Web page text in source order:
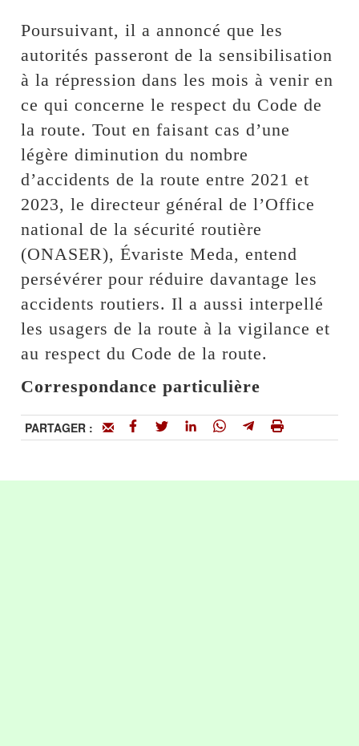
Poursuivant, il a annoncé que les
autorités passeront de la sensibilisation
à la répression dans les mois à venir en
ce qui concerne le respect du Code de
la route. Tout en faisant cas d’une
légère diminution du nombre
d’accidents de la route entre 2021 et
2023, le directeur général de l’Office
national de la sécurité routière
(ONASER), Évariste Meda, entend
persévérer pour réduire davantage les
accidents routiers. Il a aussi interpellé
les usagers de la route à la vigilance et
au respect du Code de la route.
Correspondance particulière
PARTAGER :